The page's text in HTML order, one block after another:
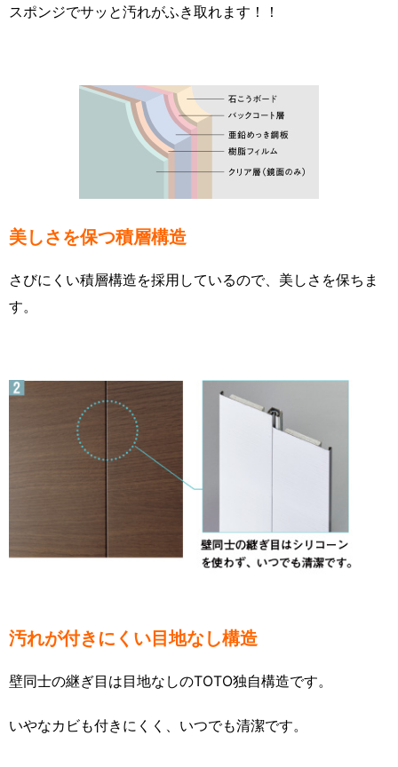
スポンジでサッと汚れがふき取れます！！
美しさを保つ積層構造
さびにくい積層構造を採用しているので、美しさを保ちま
す。
汚れが付きにくい目地なし構造
壁同士の継ぎ目は目地なしのTOTO独自構造です。
いやなカビも付きにくく、いつでも清潔です。